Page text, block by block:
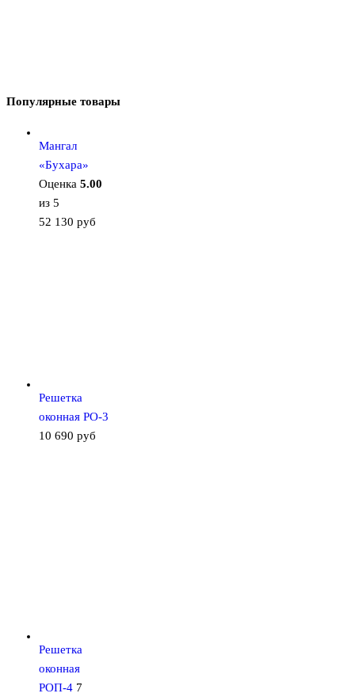
Популярные товары
Мангал
«Бухара»
Оценка 5.00
из 5
52 130 руб
Решетка
оконная РО-3
10 690 руб
Решетка
оконная
РОП-4 7